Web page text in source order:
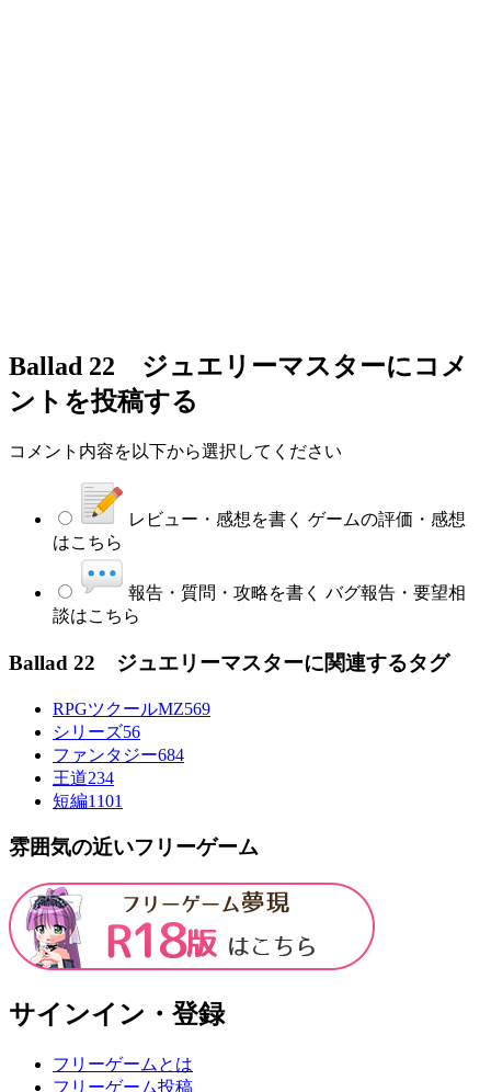
Ballad 22 ジュエリーマスターにコメ
ントを投稿する
コメント内容を以下から選択してください
レビュー・感想を書く ゲームの評価・感想
はこちら
報告・質問・攻略を書く バグ報告・要望相
談はこちら
Ballad 22 ジュエリーマスターに関連するタグ
RPGツクールMZ569
シリーズ56
ファンタジー684
王道234
短編1101
雰囲気の近いフリーゲーム
サインイン・登録
フリーゲームとは
フリーゲーム投稿